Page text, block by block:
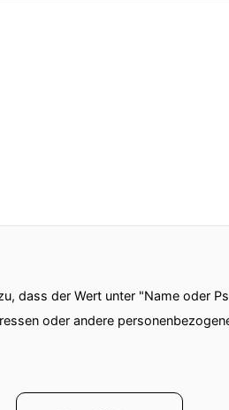
dass der Wert unter "Name oder
oder andere